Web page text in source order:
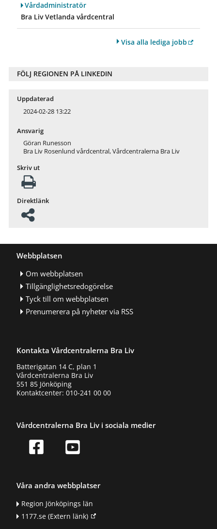
Vårdadministratör
Bra Liv Vetlanda vårdcentral
Visa alla lediga jobb
FÖLJ REGIONEN PÅ LINKEDIN
Uppdaterad
2024-02-28 13:22
Ansvarig
Göran Runesson
Bra Liv Rosenlund vårdcentral, Vårdcentralerna Bra Liv
Skriv ut
Direktlänk
Webbplatsen
Om webbplatsen
Tillgänglighetsredogörelse
Tyck till om webbplatsen
Prenumerera på nyheter via RSS
Kontakta Vårdcentralerna Bra Liv
Batterigatan 14 C, plan 1
Vårdcentralerna Bra Liv
551 85 Jönköping
Kontaktcenter: 010-241 00 00
Vårdcentralerna Bra Liv i sociala medier
Våra andra webbplatser
Region Jönköpings län
1177.se(Extern länk)